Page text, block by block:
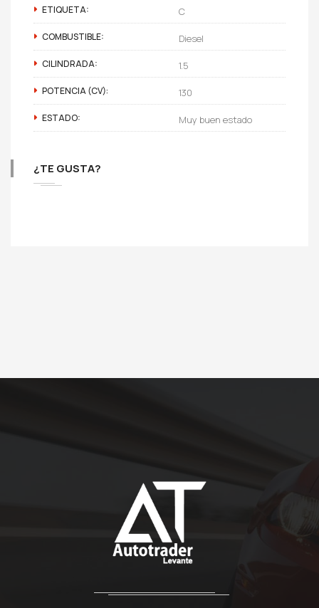
ETIQUETA: C
COMBUSTIBLE: Diesel
CILINDRADA: 1.5
POTENCIA (CV): 130
ESTADO: Muy buen estado
¿TE GUSTA?